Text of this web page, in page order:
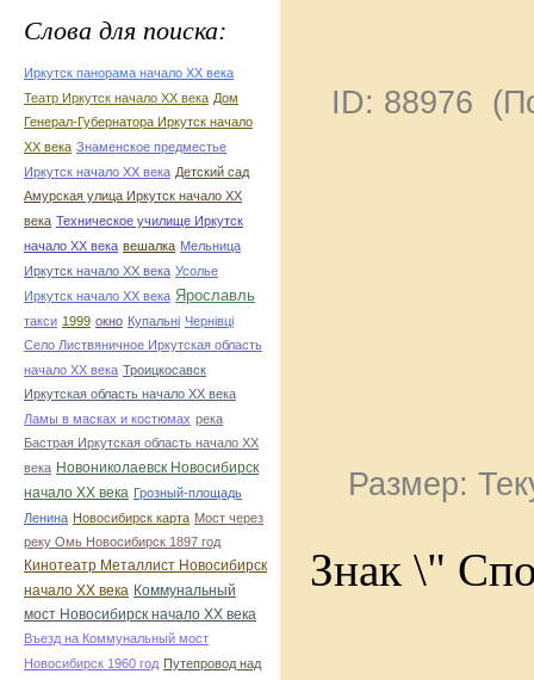
Слова для поиска:
Иркутск панорама начало ХХ века
Театр Иркутск начало ХХ века Дом
Генерал-Губернатора Иркутск начало
ХХ века Знаменское предместье
Иркутск начало ХХ века Детский сад
Амурская улица Иркутск начало ХХ
века Техническое училище Иркутск
начало ХХ века вешалка Мельница
Иркутск начало ХХ века Усолье
Иркутск начало ХХ века Ярославль
такси 1999 окно Купальні Чернівці
Село Листвяничное Иркутская область
начало ХХ века Троицкосавск
Иркутская область начало ХХ века
Ламы в масках и костюмах река
Бастрая Иркутская область начало ХХ
века Новониколаевск Новосибирск
начало ХХ века Грозный-площадь
Ленина Новосибирск карта Мост через
реку Омь Новосибирск 1897 год
Кинотеатр Металлист Новосибирск
начало ХХ века Коммунальный
мост Новосибирск начало ХХ века
Въезд на Коммунальный мост
Новосибирск 1960 год Путепровод над
ID: 88976
Размер:
Знак \"